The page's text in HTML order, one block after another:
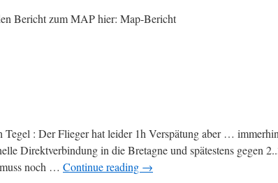
Bericht zum MAP hier: Map-Bericht
Tegel : Der Flieger hat leider 1h Verspätung aber … immerhin
Direktverbindung in die Bretagne und spätestens gegen
noch … Continue reading →